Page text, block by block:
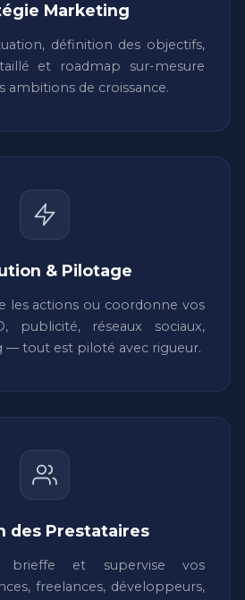
Marketing
définition des objectifs,
et roadmap sur-mesure
ambitions de croissance.
& Pilotage
les actions ou coordonne vos
publicité, réseaux sociaux,
— tout est piloté avec rigueur.
des Prestataires
brieffe et supervise vos
freelances, développeurs,